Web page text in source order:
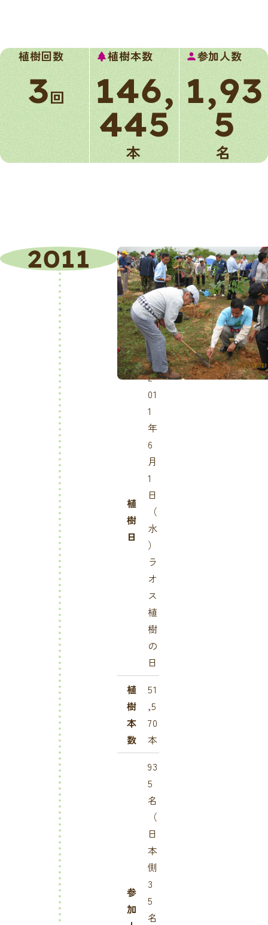
植樹回数
3回
park植樹本数
146,
445
本
person参加人数
1,93
5
名
2011
第
3
回
植
樹
植
樹
日
2
01
1
年
6
月
1
日
（
水
）
ラ
オ
ス
植
樹
の
日
植
樹
本
数
51
,5
70
本
参
加
93
5
名
（
日
本
側
3
5
名